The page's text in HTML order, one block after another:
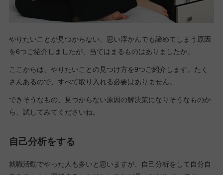
やりたいことが見つからない、思い浮かんでも諦めてしまう原因
を6つご紹介しましたが、当てはまるものはありましたか。
ここからは、やりたいことの見つけ方を9つご紹介します。たく
さんあるので、すべて取り入れる必要はありません。
できそうなもの、見つからない原因の解決策になりそうなものか
ら、試してみてくださいね。
自己分析をする
就職活動でやった人も多いと思いますが、自己分析をして自分自